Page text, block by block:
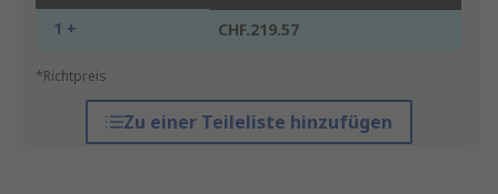
1 + CHF.219.57
*Richtpreis
Zu einer Teileliste hinzufügen